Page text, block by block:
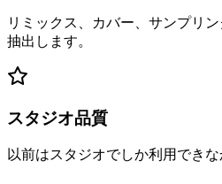
リミックス、カバー、サンプリ
抽出します。
スタジオ品質
以前はスタジオでしか利用できな